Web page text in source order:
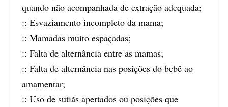
quando não acompanhada de extração adequada;
:: Esvaziamento incompleto da mama;
:: Mamadas muito espaçadas;
:: Falta de alternância entre as mamas;
:: Falta de alternância nas posições do bebê ao
amamentar;
:: Uso de sutiãs apertados ou posições que